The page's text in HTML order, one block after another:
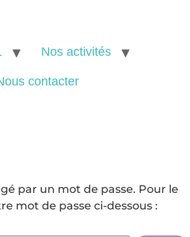
Nos activités
contacter
par un mot de passe. Pour le
mot de passe ci-dessous :